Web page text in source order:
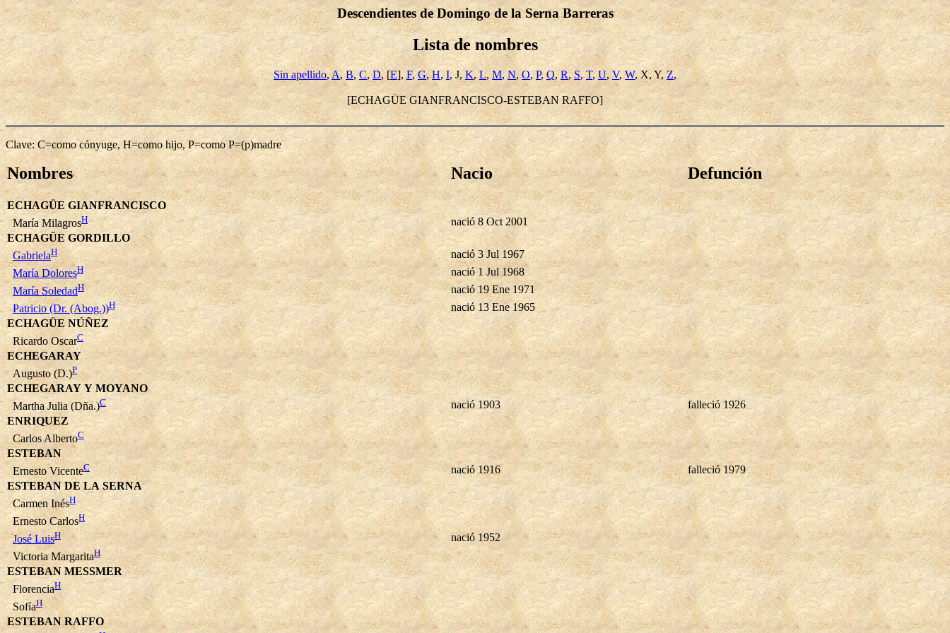
Descendientes de Domingo de la Serna Barreras
Lista de nombres
Sin apellido,A,B,C, D, [E], F,G,H,I, J,K, L,M,N, O,P, Q,R, S, T,U, V,W, X, Y, Z,
[ECHAGÜE GIANFRANCISCO-ESTEBAN RAFFO]
Clave: C=como cónyuge, H=como hijo, P=como P=(p)madre
Nombres Nacio Defunción
ECHAGÜE GIANFRANCISCO
María MilagrosH
nació 8 Oct 2001
ECHAGÜE GORDILLO
GabrielaH
nació 3 Jul 1967
María DoloresH
nació 1 Jul 1968
María SoledadH
nació 19 Ene 1971
Patricio (Dr. (Abog.))H
nació 13 Ene 1965
ECHAGÜE NÚÑEZ
Ricardo OscarC
ECHEGARAY
Augusto (D.)P
ECHEGARAY Y MOYANO
Martha Julia (Dña.)C nació 1903
falleció 1926
ENRIQUEZ
Carlos AlbertoC
ESTEBAN
Ernesto VicenteC nació 1916
falleció 1979
ESTEBAN DE LA SERNA
Carmen InésH
Ernesto CarlosH
José LuisH
nació 1952
Victoria MargaritaH
ESTEBAN MESSMER
FlorenciaH
SofíaH
ESTEBAN RAFFO